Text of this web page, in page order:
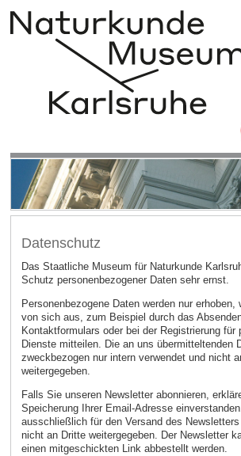
Datenschutz
Das Staatliche Museum für Naturkunde
Schutz personenbezogener Daten sehr ernst.
Personenbezogene Daten werden nur
von sich aus, zum Beispiel durch das
Kontaktformulars oder bei der Registrierung für
Dienste mitteilen. Die an uns übermitteltenden
zweckbezogen nur intern verwendet und nicht
weitergegeben.
Falls Sie unseren Newsletter abonnieren,
Speicherung Ihrer Email-Adresse
ausschließlich für den Versand des
nicht an Dritte weitergegeben. Der Newsletter
einen mitgeschickten Link abbestellt werden.